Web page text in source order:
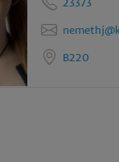
23373
B220